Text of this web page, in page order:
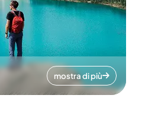
mostra di più